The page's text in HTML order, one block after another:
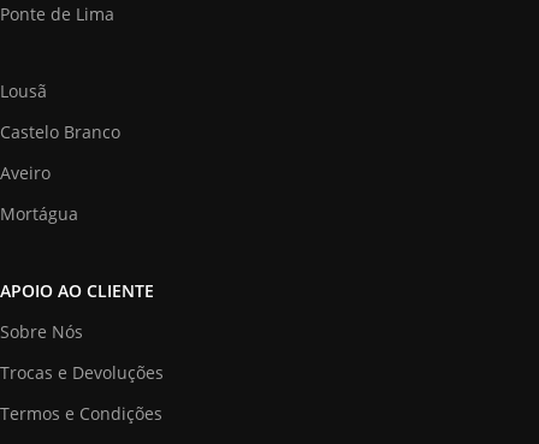
Ponte de Lima
Lousã
Castelo Branco
Aveiro
Mortágua
APOIO AO CLIENTE
Sobre Nós
Trocas e Devoluções
Termos e Condições